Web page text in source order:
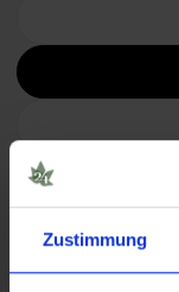
Zustimmung
Blütezeit